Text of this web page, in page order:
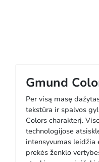
Gmund
Per visą masę
tekstūra ir spalvos
Colors charakterį.
technologijose
intensyvumas
prekės ženklo